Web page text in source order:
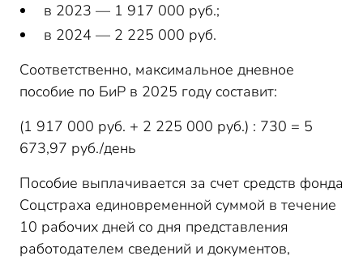
в 2023 — 1 917 000 руб.;
в 2024 — 2 225 000 руб.
Соответственно, максимальное дневное
пособие по БиР в 2025 году составит:
(1 917 000 руб. + 2 225 000 руб.) : 730 = 5
673,97 руб./день
Пособие выплачивается за счет средств фонда
Соцстраха единовременной суммой в течение
10 рабочих дней со дня представления
работодателем сведений и документов,